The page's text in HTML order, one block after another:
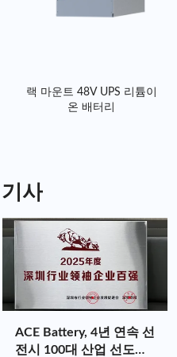
랙 마운트 48V UPS 리튬이
온 배터리
사
ACE Battery, 4년 연속 선
전시 100대 산업 선도기